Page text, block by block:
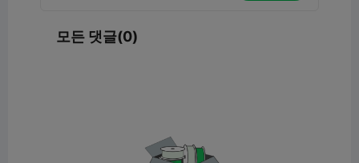
모든 댓글(0)